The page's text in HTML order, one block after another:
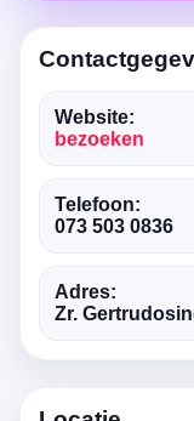
Website:
bezoeken
Telefoon:
073 503 0836
Adres:
Zr.